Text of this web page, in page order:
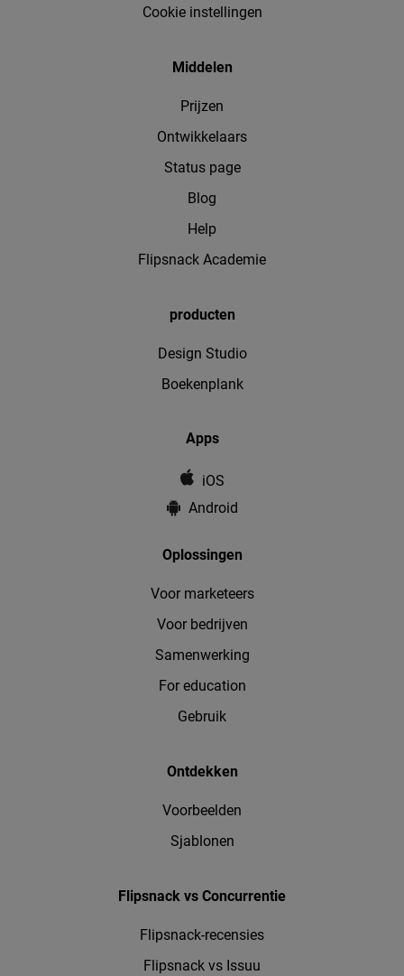
Cookie instellingen
Middelen
Prijzen
Ontwikkelaars
Status page
Blog
Help
Flipsnack Academie
producten
Design Studio
Boekenplank
Apps
iOS
Android
Oplossingen
Voor marketeers
Voor bedrijven
Samenwerking
For education
Gebruik
Ontdekken
Voorbeelden
Sjablonen
Flipsnack vs Concurrentie
Flipsnack-recensies
Flipsnack vs Issuu